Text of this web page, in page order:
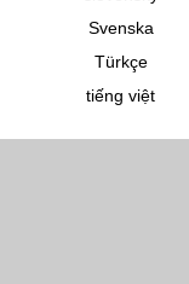
Svenska
Türkçe
tiếng việt